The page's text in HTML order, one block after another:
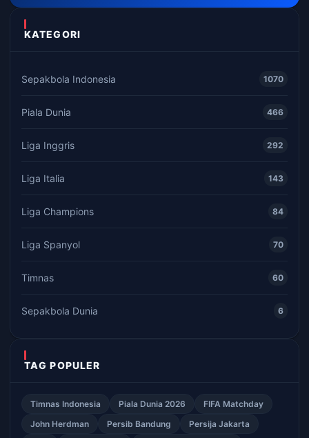
KATEGORI
Sepakbola Indonesia 1070
Piala Dunia 466
Liga Inggris 292
Liga Italia 143
Liga Champions 84
Liga Spanyol 70
Timnas 60
Sepakbola Dunia 6
TAG POPULER
Timnas Indonesia Piala Dunia 2026
FIFA Matchday
John Herdman
Persib Bandung
Persija Jakarta